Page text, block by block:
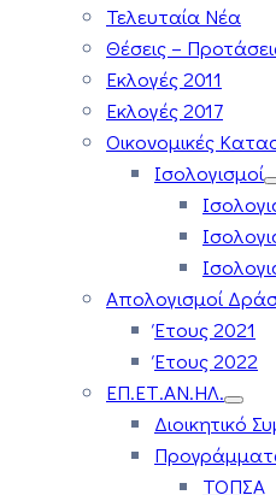
Τελευταία Νέα
Θέσεις –
Εκλογές 2011
Εκλογές 2017
Οικονομικές
Ισολογισμοί
Απολογισμοί
Έτους 2021
Έτους 2022
ΕΠ.ΕΤ.ΑΝ.ΗΛ.
Διοικητικό
ΤΟΠΣΑ